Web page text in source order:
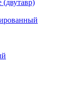
(двутавр)